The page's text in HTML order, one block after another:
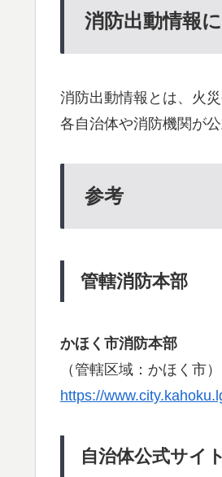
消防出動情報
消防出動情報とは、火
各自治体や消防機関が
参考
管轄消防本部
かほく市消防本部
（管轄区域：かほく市）
https://
自治体公式サイト